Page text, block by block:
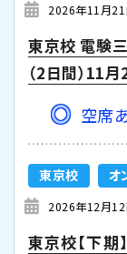
2026年11月21
東京校 電験
（2日間）11
空席
東京校 オ
2026年12月12
東京校【下期